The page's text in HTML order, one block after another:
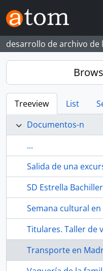
Skip to main content
desarrollo de archivo de
Treeview List
Documentos-n
...
SD Estrella